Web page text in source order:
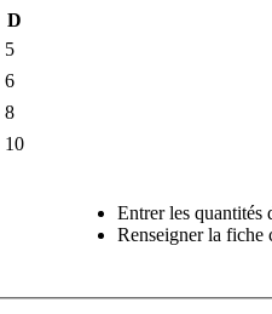
D
5
6
8
10
Entrer les quantités
Renseigner la fiche